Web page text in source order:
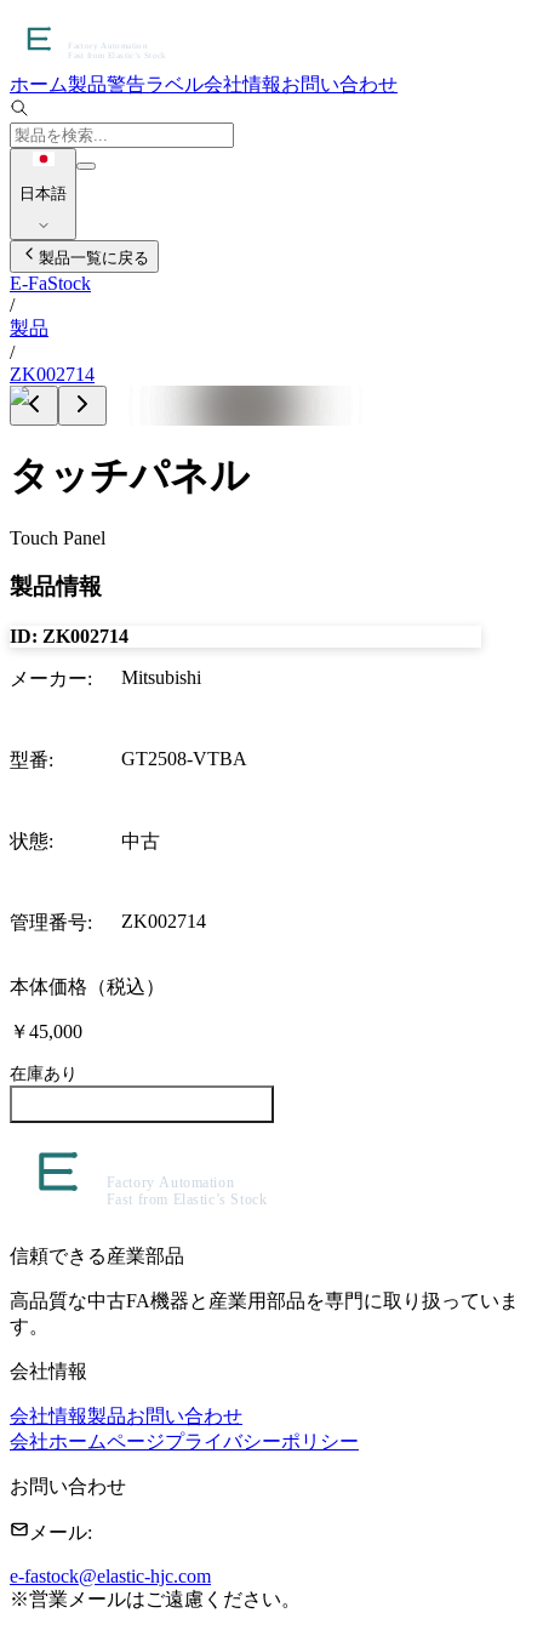
ホーム製品警告ラベル会社情報お問い合わせ
日本語
製品一覧に戻る
E-FaStock
/
製品
/
ZK002714
タッチパネル
Touch Panel
製品情報
ID: ZK002714
メーカー: Mitsubishi
型番: GT2508-VTBA
状態: 中古
管理番号: ZK002714
本体価格（税込）
￥45,000
在庫あり
信頼できる産業部品
高品質な中古FA機器と産業用部品を専門に取り扱っていま
す。
会社情報
会社情報製品お問い合わせ
会社ホームページプライバシーポリシー
お問い合わせ
メール:
e-fastock@elastic-hjc.com
※営業メールはご遠慮ください。